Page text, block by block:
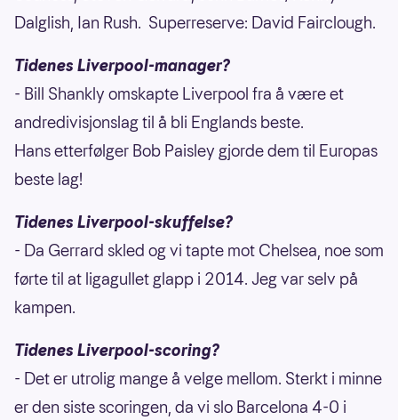
Dalglish, Ian Rush. Superreserve: David Fairclough.
Tidenes Liverpool-manager?
- Bill Shankly omskapte Liverpool fra å være et
andredivisjonslag til å bli Englands beste.
Hans etterfølger Bob Paisley gjorde dem til Europas
beste lag!
Tidenes Liverpool-skuffelse?
- Da Gerrard skled og vi tapte mot Chelsea, noe som
førte til at ligagullet glapp i 2014. Jeg var selv på
kampen.
Tidenes Liverpool-scoring?
- Det er utrolig mange å velge mellom. Sterkt i minne
er den siste scoringen, da vi slo Barcelona 4-0 i